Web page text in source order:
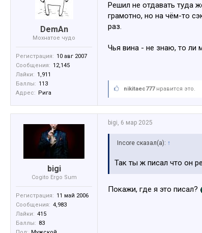
DemAn
Мохнатое чудо
Регистрация: 10 авг 2007
Сообщения: 12,145
Лайки: 1,911
Баллы: 113
Адрес:
Рига
Решил не отдавать туда
грамотно, но на чём-то
раз.
Чья вина - не знаю, то ли
nikitaec777нравится это.
bigi
Cogito Ergo Sum
Регистрация: 11 май 2006
Сообщения: 4,983
Лайки: 415
Баллы: 83
bigi, 6 мар 2025
Incore сказал(а): ↑
Так ты ж писал что он
Покажи, где я это писал?